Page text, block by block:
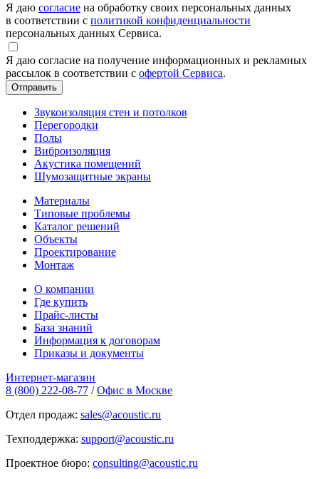
Я даю согласие на обработку своих персональных данных
в соответствии с политикой конфиденциальности
персональных данных Сервиса.
Я даю согласие на получение информационных и рекламных
рассылок в соответствии с офертой Сервиса.
Звукоизоляция стен и потолков
Перегородки
Полы
Виброизоляция
Акустика помещений
Шумозащитные экраны
Материалы
Типовые проблемы
Каталог решений
Объекты
Проектирование
Монтаж
О компании
Где купить
Прайс-листы
База знаний
Информация к договорам
Приказы и документы
Интернет-магазин
8 (800) 222-08-77 / Офис в Москве
Отдел продаж: sales@acoustic.ru
Техподдержка: support@acoustic.ru
Проектное бюро: consulting@acoustic.ru